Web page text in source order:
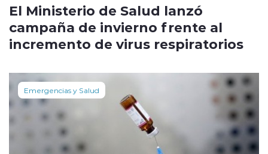
El Ministerio de Salud lanzó
campaña de invierno frente al
incremento de virus respiratorios
Emergencias y Salud